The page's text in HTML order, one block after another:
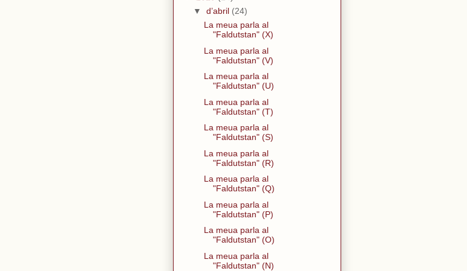
▼ d’abril (24)
La meua parla al
"Faldutstan" (X)
La meua parla al
"Faldutstan" (V)
La meua parla al
"Faldutstan" (U)
La meua parla al
"Faldutstan" (T)
La meua parla al
"Faldutstan" (S)
La meua parla al
"Faldutstan" (R)
La meua parla al
"Faldutstan" (Q)
La meua parla al
"Faldutstan" (P)
La meua parla al
"Faldutstan" (O)
La meua parla al
"Faldutstan" (N)